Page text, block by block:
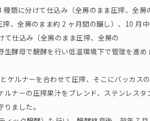
類に分けて仕込み（全房のまま圧搾、全房
、全房のまま約 2 ヶ月間の醸し）、10 月
て仕込み（全房のまま圧搾、全房の
酵母で醗酵を行い低温環境下で管理を進め
ケルナーを合わせて圧搾、そこにバッカス
ナーの圧搾果汁をブレンド、ステンレスタ
ました。